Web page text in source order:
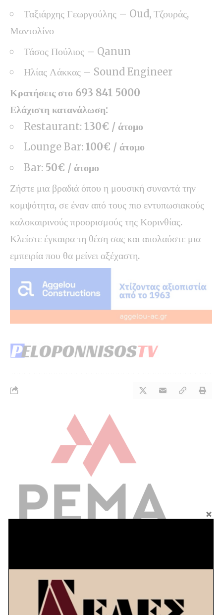
Ταξιάρχης Γεωργούλης – Oud, Τζουράς,
Μαντολίνο
Τάσος Πούλιος – Qanun
Ηλίας Λάκκας – Sound Engineer
Κρατήσεις στο 693 841 5000
Ελάχιστη κατανάλωση:
Restaurant: 130€ / άτομο
Lounge Bar: 100€ / άτομο
Bar: 50€ / άτομο
Ζήστε μια βραδιά όπου η μουσική συναντά την
κομψότητα, σε έναν από τους πιο εντυπωσιακούς
καλοκαιρινούς προορισμούς της Κορινθίας.
Κλείστε έγκαιρα τη θέση σας και απολαύστε μια
εμπειρία που θα μείνει αξέχαστη.